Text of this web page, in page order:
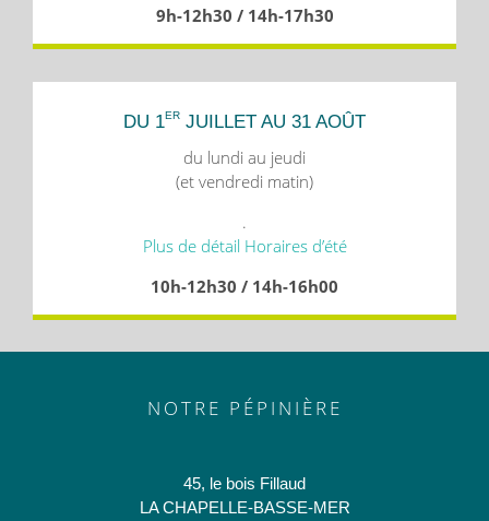
9h-12h30 / 14h-17h30
DU 1ER JUILLET AU 31 AOÛT
du lundi au jeudi
(et vendredi matin)
.
Plus de détail Horaires d’été
10h-12h30 / 14h-16h00
NOTRE PÉPINIÈRE
45, le bois Fillaud
LA CHAPELLE-BASSE-MER